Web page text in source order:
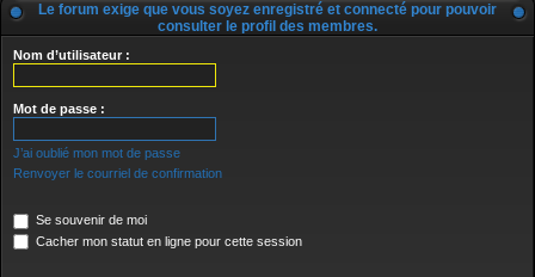
c
h
Le forum exige que vous soyez enregistré et connecté pour pouvoir
consulter le profil des membres.
Nom d’utilisateur :
Mot de passe :
J’ai oublié mon mot de passe
Renvoyer le courriel de confirmation
Se souvenir de moi
Cacher mon statut en ligne pour cette session